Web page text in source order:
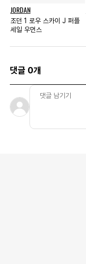
JORDAN
조던 1 로우 스카이 J 퍼플
세일 우먼스
댓글 0개